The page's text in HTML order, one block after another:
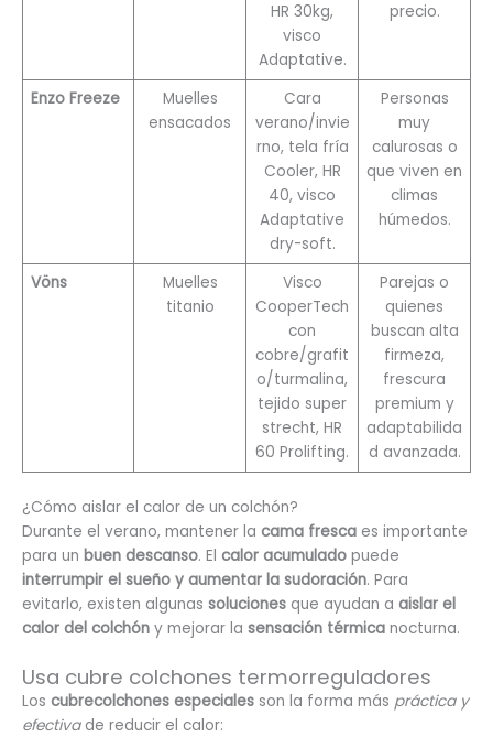
HR 30kg,
visco
Adaptative.
precio.
Enzo Freeze
Muelles
ensacados
Cara
verano/invie
rno, tela fría
Cooler, HR
40, visco
Adaptative
dry-soft.
Personas
muy
calurosas o
que viven en
climas
húmedos.
Vöns
Muelles
titanio
Visco
CooperTech
con
cobre/grafit
o/turmalina,
tejido super
strecht, HR
60 Prolifting.
Parejas o
quienes
buscan alta
firmeza,
frescura
premium y
adaptabilida
d avanzada.
¿Cómo aislar el calor de un colchón?
Durante el verano, mantener la cama fresca es importante
para un buen descanso. El calor acumulado puede
interrumpir el sueño y aumentar la sudoración. Para
evitarlo, existen algunas soluciones que ayudan a aislar el
calor del colchón y mejorar la sensación térmica nocturna.
Usa cubre colchones termorreguladores
Los cubrecolchones especiales son la forma más práctica y
efectivade reducir el calor: